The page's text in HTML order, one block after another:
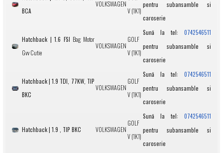
BCA
VOLKSWAGEN
V (1K1)
pentru subansamble si
caroserie
Hatchback | 1.6 FSI Bag Motor
Gvv Cutie
VOLKSWAGEN
GOLF
V (1K1)
Sună la tel: 0742546511
pentru subansamble si
caroserie
Hatchback | 1.9 TDI, 77KW, TIP
BKC
VOLKSWAGEN
GOLF
V (1K1)
Sună la tel: 0742546511
pentru subansamble si
caroserie
Hatchback | 1.9 , TIP BKC VOLKSWAGEN
GOLF
V (1K1)
Sună la tel: 0742546511
pentru subansamble si
caroserie